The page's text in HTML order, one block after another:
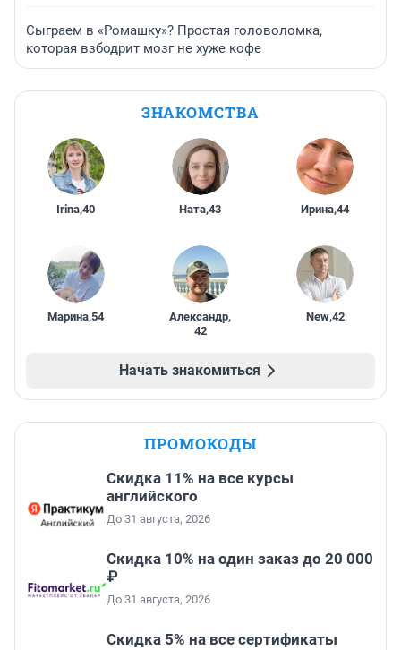
Сыграем в «Ромашку»? Простая головоломка,
которая взбодрит мозг не хуже кофе
ЗНАКОМСТВА
Irina,40 Ната,43 Ирина,44
Марина,54 Александр,
42
New,42
Начать знакомиться
ПРОМОКОДЫ
Скидка 11% на все курсы
английского
До 31 августа, 2026
Скидка 10% на один заказ до 20 000
₽
До 31 августа, 2026
Скидка 5% на все сертификаты